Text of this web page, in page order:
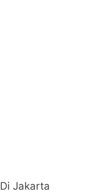
Jakarta